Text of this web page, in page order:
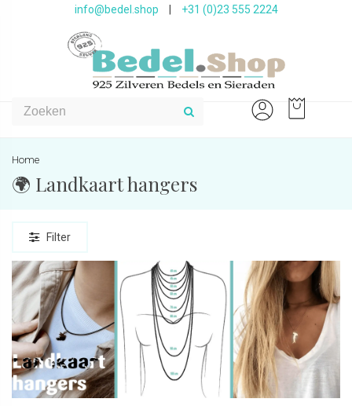
info@bedel.shop +31 (0)23 555 2224
Home
🌍 Landkaart hangers
Filter